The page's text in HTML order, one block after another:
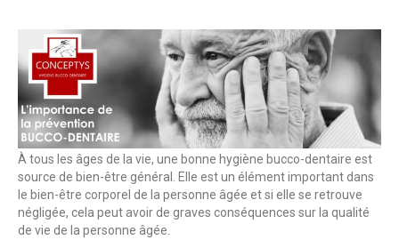
À tous les âges de la vie, une bonne hygiène bucco-dentaire est
source de bien-être général. Elle est un élément important dans
le bien-être corporel de la personne âgée et si elle se retrouve
négligée, cela peut avoir de graves conséquences sur la qualité
de vie de la personne âgée.